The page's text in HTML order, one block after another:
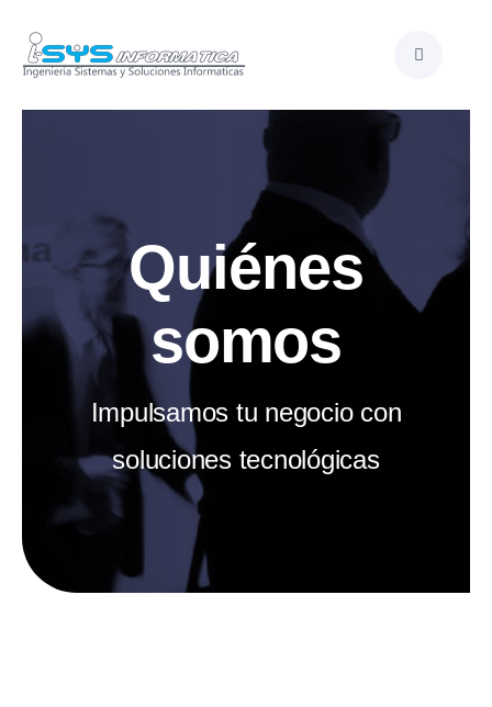
content
Quiénes
somos
Impulsamos tu negocio con
soluciones tecnológicas